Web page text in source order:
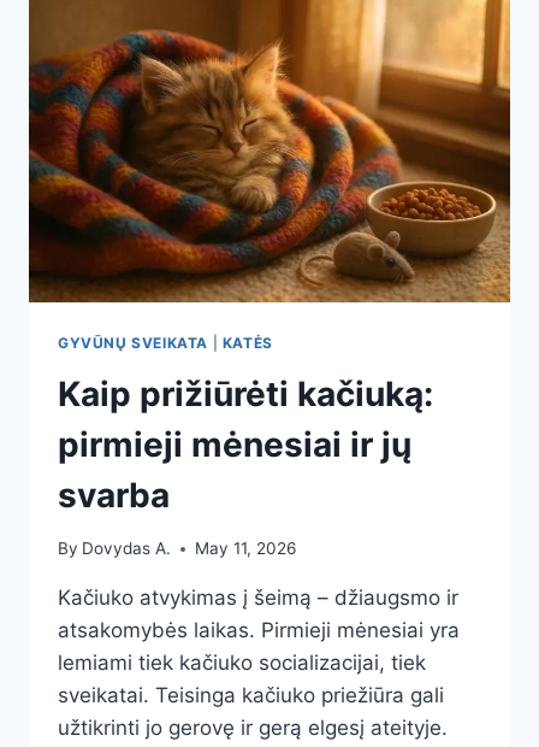
GYVŪNŲ SVEIKATA KATĖS
Kaip prižiūrėti kačiuką:
pirmieji mėnesiai ir jų
svarba
By Dovydas A. May 11, 2026
Kačiuko atvykimas į šeimą – džiaugsmo ir
atsakomybės laikas. Pirmieji mėnesiai yra
lemiami tiek kačiuko socializacijai, tiek
sveikatai. Teisinga kačiuko priežiūra gali
užtikrinti jo gerovę ir gerą elgesį ateityje.